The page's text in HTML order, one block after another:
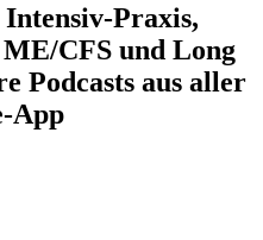
Praxis,
CFS und Long
Podcasts aus aller
App